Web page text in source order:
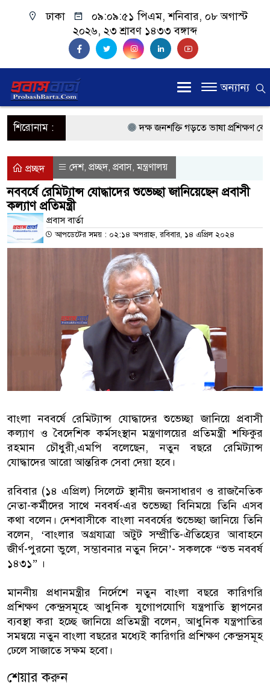
ঢাকা ০৯:০৯:৫১ পিএম, শনিবার, ০৮ অগাস্ট
২০২৬, ২৩ শ্রাবণ ১৪৩৩ বঙ্গাব্দ
অন্যান্য
শিরোনাম : দক্ষ জনশক্তি গড়তে ভাষা প্রশিক্ষণ কেন্দ্র
প্রধানমন্ত্রী
প্রবাসী কল্যাণমন্ত্রী সিলেটের আরিফুল
মালয়েশিয়ায় কর্মী পাঠাতে রিক্রুটিং
মালয়েশিয়া বিমানবন্দরে ভুয়া ভিসায়
বাংলাদেশিরা
মালয়েশিয়ায় নথি জালিয়াতির অভিযোগে
কুয়ালালামপুরে বিশেষ অভিযানে
ফেব্রুয়ারিতে নির্বাচন হবে বলে মনে
আগামী নির্বাচনে প্রবাসীদের
মালয়েশিয়ায় ড. মুহাম্মদ ইউনূসকে লাল
প্রচ্ছদ দেশ, প্রচ্ছদ, প্রবাস,মন্ত্রণালয়
নববর্ষে রেমিট্যান্স যোদ্ধাদের শুভেচ্ছা জানিয়েছেন প্রবাসী
কল্যাণ প্রতিমন্ত্রী
প্রবাস বা‍র্তা
আপডেটের সময় : ০২:১৪ অপরাহ্ন, রবিবার, ১৪ এপ্রিল ২০২৪
বাংলা নববর্ষে রেমিট্যান্স যোদ্ধাদের শুভেচ্ছা জানিয়ে প্রবাসী
কল্যাণ ও বৈদেশিক কর্মসংস্থান মন্ত্রণালয়ের প্রতিমন্ত্রী শফিকুর
রহমান চৌধুরী,এমপি বলেছেন, নতুন বছরে রেমিট্যান্স
যোদ্ধাদের আরো আন্তরিক সেবা দেয়া হবে।
রবিবার (১৪ এপ্রিল) সিলেটে স্থানীয় জনসাধারণ ও রাজনৈতিক
নেতা-কর্মীদের সাথে নববর্ষ-এর শুভেচ্ছা বিনিময়ে তিনি এসব
কথা বলেন। দেশবাসীকে বাংলা নববর্ষের শুভেচ্ছা জানিয়ে তিনি
বলেন, ‘বাংলার অগ্রযাত্রা অটুট সম্প্রীতি-ঐতিহ্যের আবাহনে
জীর্ণ-পুরনো ভুলে, সম্ভাবনার নতুন দিনে’- সকলকে “শুভ নববর্ষ
১৪৩১” ।
মাননীয় প্রধানমন্ত্রীর নির্দেশে নতুন বাংলা বছরে কারিগরি
প্রশিক্ষণ কেন্দ্রসমূহে আধুনিক যুগোপযোগি যন্ত্রপাতি স্থাপনের
ব্যবস্থা করা হচ্ছে জানিয়ে প্রতিমন্ত্রী বলেন, আধুনিক যন্ত্রপাতির
সমন্বয়ে নতুন বাংলা বছরের মধ্যেই কারিগরি প্রশিক্ষণ কেন্দ্রসমূহ
ঢেলে সাজাতে সক্ষম হবো।
শেয়ার করুন